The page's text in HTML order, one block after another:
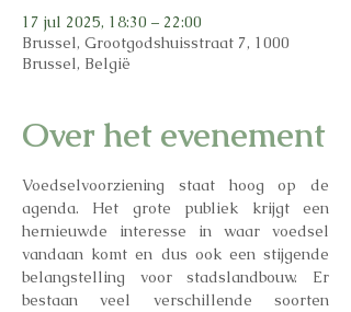
17 jul 2025, 18:30 – 22:00
Brussel, Grootgodshuisstraat 7, 1000
Brussel, België
Over het evenement
Voedselvoorziening staat hoog op de
agenda. Het grote publiek krijgt een
hernieuwde interesse in waar voedsel
vandaan komt en dus ook een stijgende
belangstelling voor stadslandbouw. Er
bestaan veel verschillende soorten